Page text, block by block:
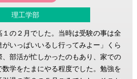
理工学部
の２月でした。当時は受験の事は全
がいっぱいいるし行ってみよー」くら
部活が忙しかったのもあり、家での
学をたまにやる程度でした。勉強を